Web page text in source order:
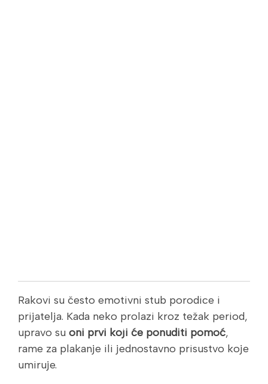
Rakovi su često emotivni stub porodice i
prijatelja. Kada neko prolazi kroz težak period,
upravo su oni prvi koji će ponuditi pomoć,
rame za plakanje ili jednostavno prisustvo koje
umiruje.